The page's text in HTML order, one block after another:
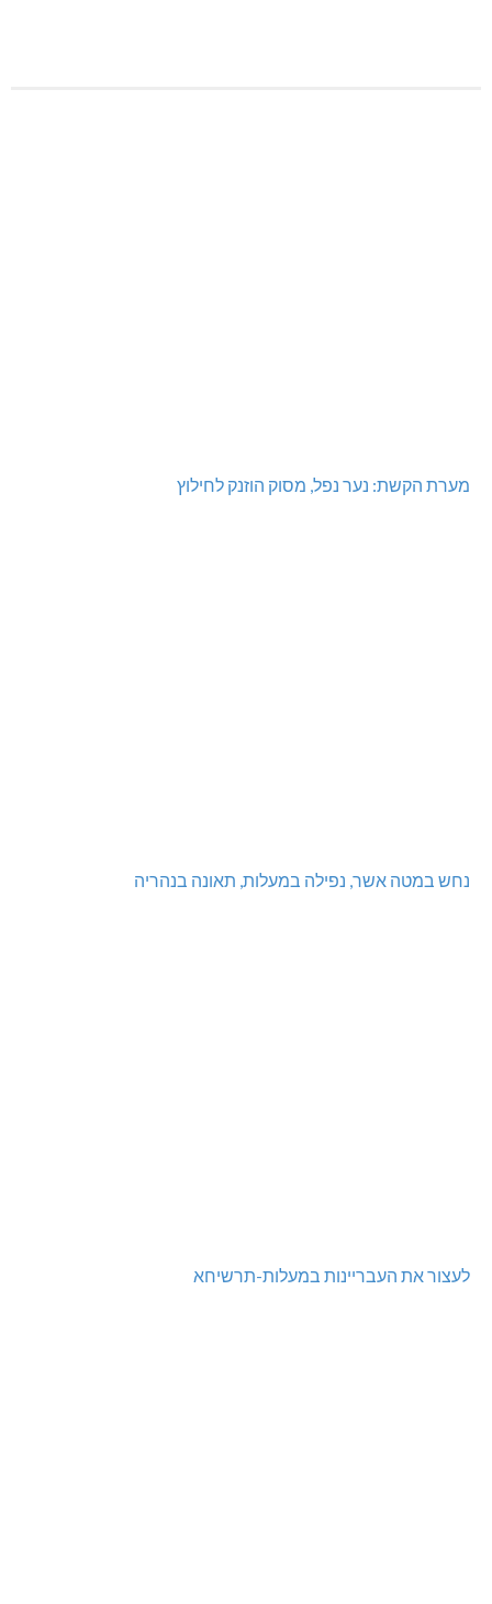
מערת הקשת: נער נפל, מסוק הוזנק לחילוץ
נחש במטה אשר, נפילה במעלות, תאונה בנהריה
לעצור את העבריינות במעלות-תרשיחא